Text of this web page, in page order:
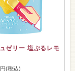
ゼリー 塩ぷるレモ
(税込)